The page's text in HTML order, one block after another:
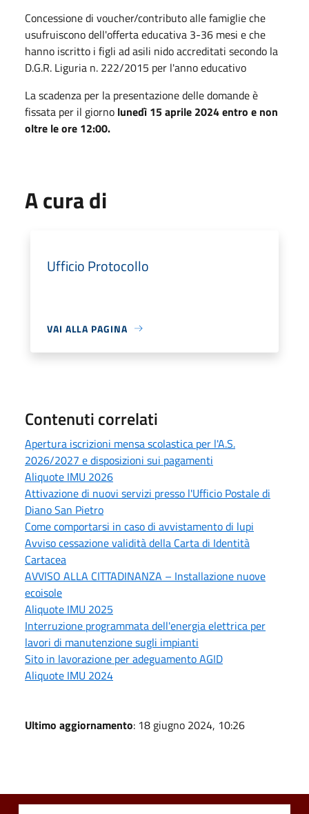
Concessione di voucher/contributo alle famiglie che
usufruiscono dell'offerta educativa 3-36 mesi e che
hanno iscritto i figli ad asili nido accreditati secondo la
D.G.R. Liguria n. 222/2015 per l'anno educativo
La scadenza per la presentazione delle domande è
fissata per il giorno lunedì 15 aprile 2024 entro e non
oltre le ore 12:00.
A cura di
Ufficio Protocollo
VAI ALLA PAGINA
Contenuti correlati
Apertura iscrizioni mensa scolastica per l'A.S.
2026/2027 e disposizioni sui pagamenti
Aliquote IMU 2026
Attivazione di nuovi servizi presso l'Ufficio Postale di
Diano San Pietro
Come comportarsi in caso di avvistamento di lupi
Avviso cessazione validità della Carta di Identità
Cartacea
AVVISO ALLA CITTADINANZA – Installazione nuove
ecoisole
Aliquote IMU 2025
Interruzione programmata dell'energia elettrica per
lavori di manutenzione sugli impianti
Sito in lavorazione per adeguamento AGID
Aliquote IMU 2024
Ultimo aggiornamento: 18 giugno 2024, 10:26